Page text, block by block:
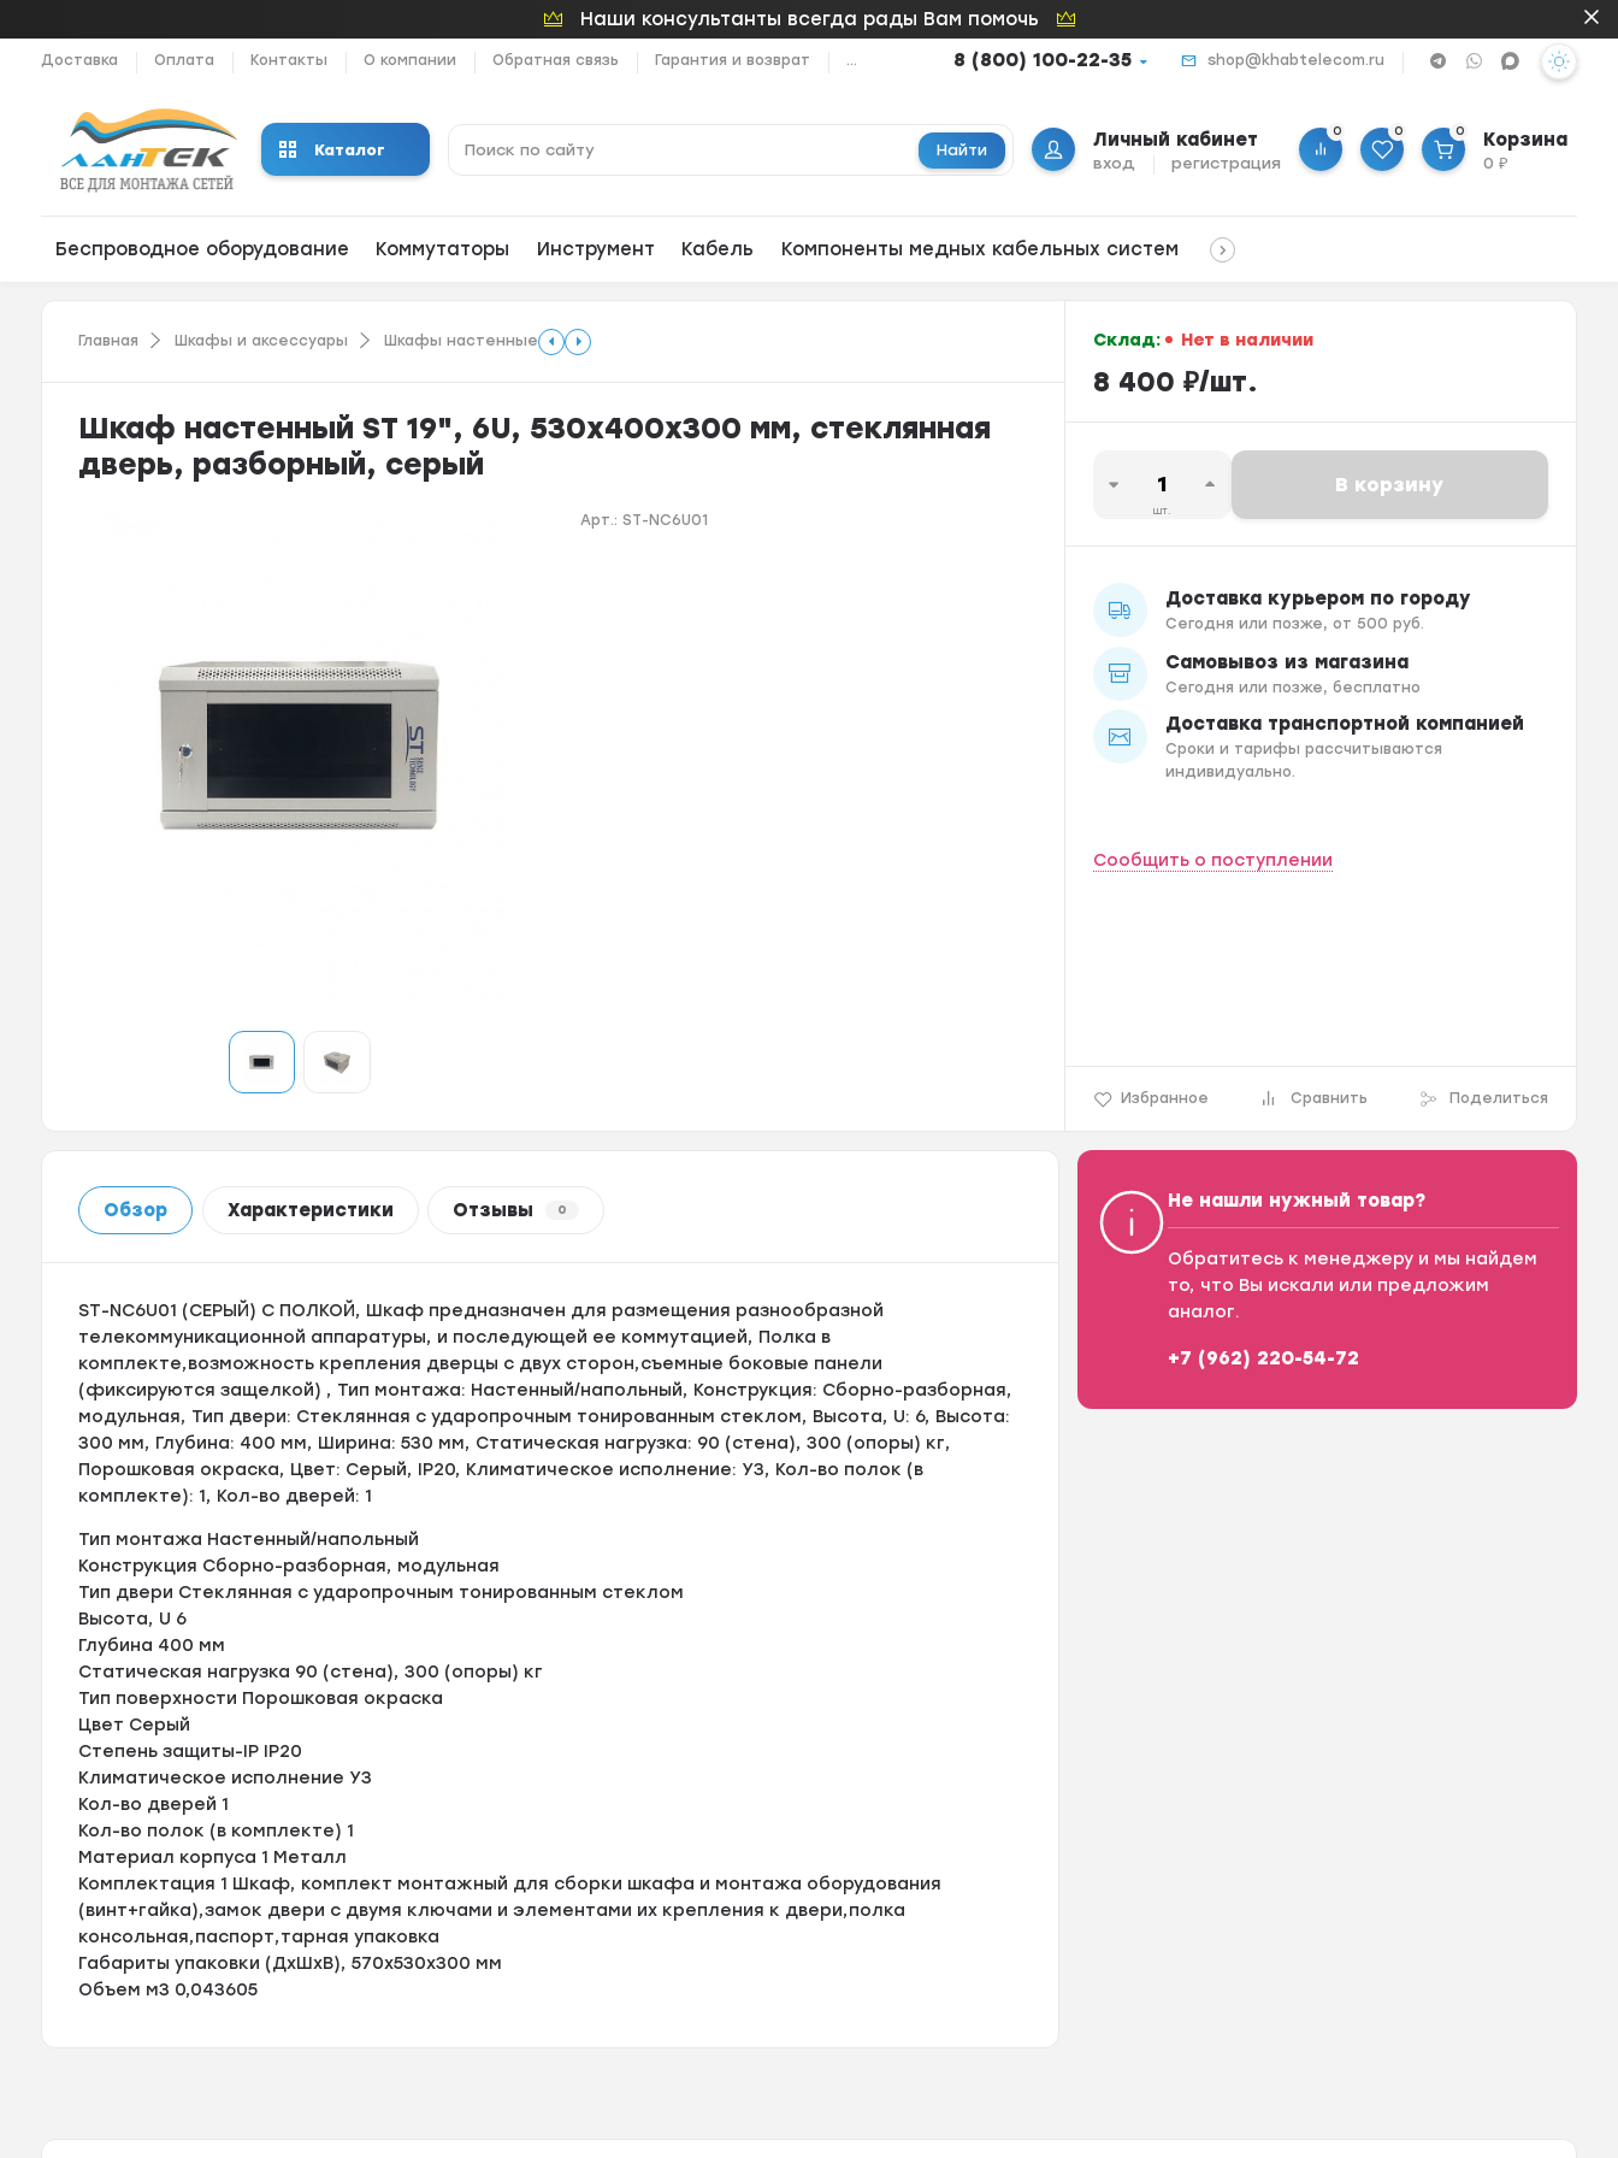
Наши консультанты всегда рады Вам помочь
Доставка Оплата Контакты О компании Обратная связь Гарантия и возврат ... 8 (800) 100-22-35 shop@khabtelecom.ru
Каталог Найти Личный кабинет
вход регистрация
0 0 0 Корзина
0₽
Беспроводное оборудование Коммутаторы Инструмент Кабель Компоненты медных кабельных систем
Главная Шкафы и аксессуары Шкафы настенные
Шкаф настенный ST 19", 6U, 530x400x300 мм, стеклянная
дверь, разборный, серый
Арт.:ST-NC6U01
Склад: Нет в наличии
8 400 ₽/шт.
шт.
В корзину
Доставка курьером по городу
Сегодня или позже, от 500 руб.
Самовывоз из магазина
Сегодня или позже, бесплатно
Доставка транспортной компанией
Сроки и тарифы рассчитываются
индивидуально.
Избранное Сравнить Поделиться
Сообщить о поступлении
Обзор Характеристики Отзывы 0
ST-NC6U01 (СЕРЫЙ) С ПОЛКОЙ, Шкаф предназначен для размещения разнообразной
телекоммуникационной аппаратуры, и последующей ее коммутацией, Полка в
комплекте,возможность крепления дверцы с двух сторон,съемные боковые панели
(фиксируются защелкой) , Тип монтажа: Настенный/напольный, Конструкция: Сборно-разборная,
модульная, Тип двери: Стеклянная с ударопрочным тонированным стеклом, Высота, U: 6, Высота:
300 мм, Глубина: 400 мм, Ширина: 530 мм, Статическая нагрузка: 90 (стена), 300 (опоры) кг,
Порошковая окраска, Цвет: Серый, IP20, Климатическое исполнение: УЗ, Кол-во полок (в
комплекте): 1, Кол-во дверей: 1
Тип монтажа Настенный/напольный
Конструкция Сборно-разборная, модульная
Тип двери Стеклянная с ударопрочным тонированным стеклом
Высота, U 6
Глубина 400 мм
Статическая нагрузка 90 (стена), 300 (опоры) кг
Тип поверхности Порошковая окраска
Цвет Серый
Степень защиты-IP IP20
Климатическое исполнение УЗ
Кол-во дверей 1
Кол-во полок (в комплекте) 1
Материал корпуса 1 Металл
Комплектация 1 Шкаф, комплект монтажный для сборки шкафа и монтажа оборудования
(винт+гайка),замок двери с двумя ключами и элементами их крепления к двери,полка
консольная,паспорт,тарная упаковка
Габариты упаковки (ДхШхВ), 570x530x300 мм
Объем м3 0,043605
Не нашли нужный товар?
Обратитесь к менеджеру и мы найдем
то, что Вы искали или предложим
аналог.
+7 (962) 220-54-72